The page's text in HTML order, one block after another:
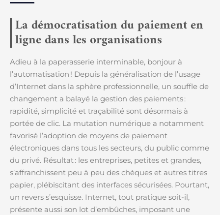
La démocratisation du paiement en
ligne dans les organisations
Adieu à la paperasserie interminable, bonjour à
l’automatisation ! Depuis la généralisation de l’usage
d’Internet dans la sphère professionnelle, un souffle de
changement a balayé la gestion des paiements :
rapidité, simplicité et traçabilité sont désormais à
portée de clic. La mutation numérique a notamment
favorisé l’adoption de moyens de paiement
électroniques dans tous les secteurs, du public comme
du privé. Résultat : les entreprises, petites et grandes,
s’affranchissent peu à peu des chèques et autres titres
papier, plébiscitant des interfaces sécurisées. Pourtant,
un revers s’esquisse. Internet, tout pratique soit-il,
présente aussi son lot d’embûches, imposant une